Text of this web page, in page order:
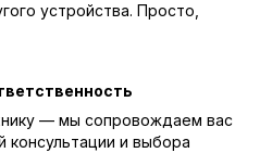
устройства. Просто,
— мы сопровождаем вас
консультации и выбора